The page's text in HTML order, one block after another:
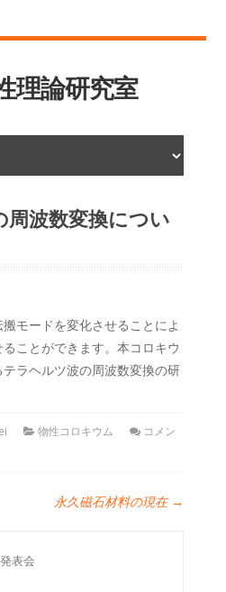
理論研究室
波数変換につい
モードを変化させることによ
ことができます。本コロキウ
ラヘルツ波の周波数変換の研
物性コロキウム
コメン
永久磁石材料の現在 →
表会